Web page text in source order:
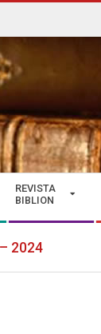
REVISTA
BIBLION
2024